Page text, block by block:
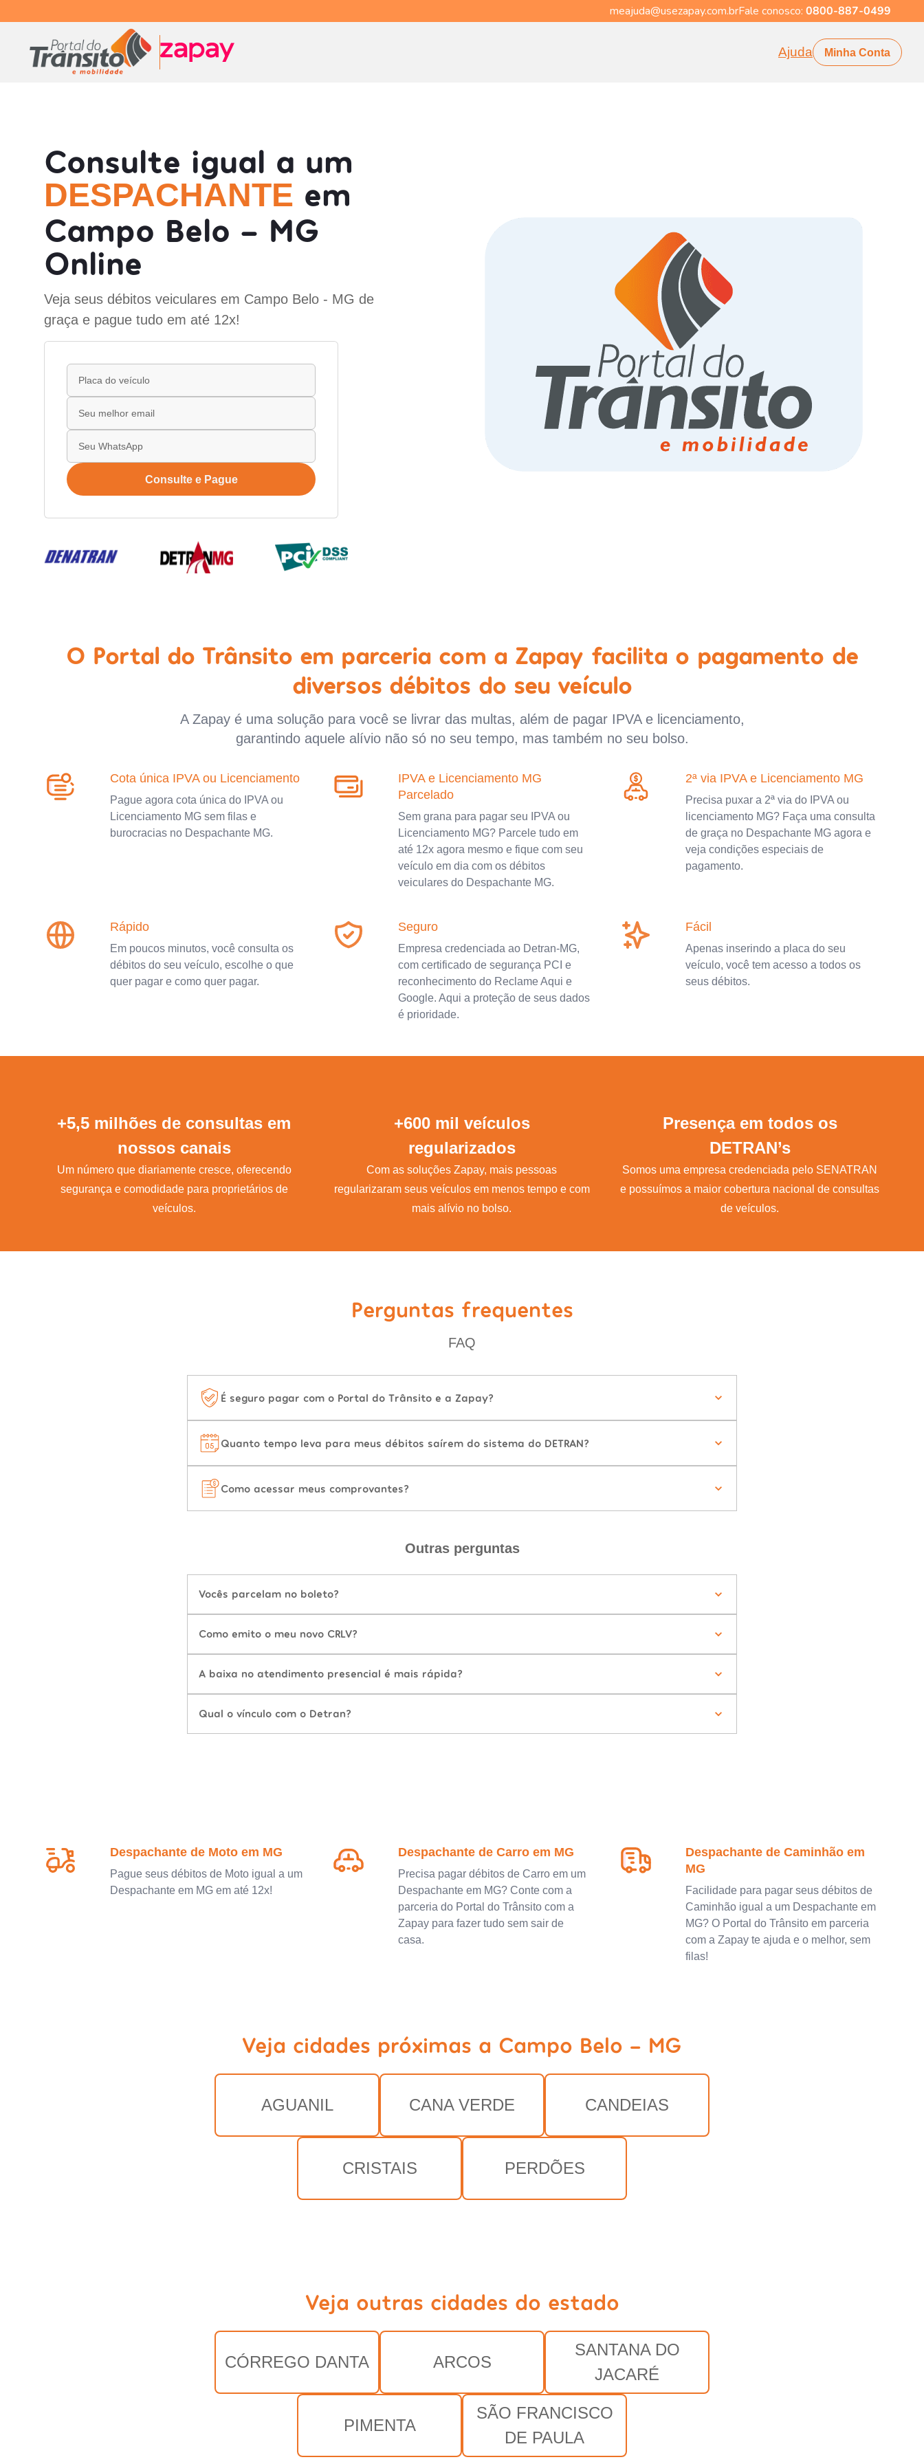
meajuda@usezapay.com.brFale conosco: 0800-887-0499
Ajuda Minha Conta
Consulte igual a um
DESPACHANTE em
Campo Belo - MG
Online
Veja seus débitos veiculares em Campo Belo - MG de
graça e pague tudo em até 12x!
Consulte e Pague
O Portal do Trânsito em parceria com a Zapay facilita o pagamento de
diversos débitos do seu veículo
A Zapay é uma solução para você se livrar das multas, além de pagar IPVA e licenciamento,
garantindo aquele alívio não só no seu tempo, mas também no seu bolso.
Cota única IPVA ou Licenciamento
Pague agora cota única do IPVA ou
Licenciamento MG sem filas e
burocracias no Despachante MG.
IPVA e Licenciamento MG
Parcelado
Sem grana para pagar seu IPVA ou
Licenciamento MG? Parcele tudo em
até 12x agora mesmo e fique com seu
veículo em dia com os débitos
veiculares do Despachante MG.
2ª via IPVA e Licenciamento MG
Precisa puxar a 2ª via do IPVA ou
licenciamento MG? Faça uma consulta
de graça no Despachante MG agora e
veja condições especiais de
pagamento.
Rápido
Em poucos minutos, você consulta os
débitos do seu veículo, escolhe o que
quer pagar e como quer pagar.
Seguro
Empresa credenciada ao Detran-MG,
com certificado de segurança PCI e
reconhecimento do Reclame Aqui e
Google. Aqui a proteção de seus dados
é prioridade.
Fácil
Apenas inserindo a placa do seu
veículo, você tem acesso a todos os
seus débitos.
+5,5 milhões de consultas em
nossos canais
Um número que diariamente cresce, oferecendo
segurança e comodidade para proprietários de
veículos.
+600 mil veículos
regularizados
Com as soluções Zapay, mais pessoas
regularizaram seus veículos em menos tempo e com
mais alívio no bolso.
Presença em todos os
DETRAN’s
Somos uma empresa credenciada pelo SENATRAN
e possuímos a maior cobertura nacional de consultas
de veículos.
Perguntas frequentes
FAQ
É seguro pagar com o Portal do Trânsito e a Zapay?
Quanto tempo leva para meus débitos saírem do sistema do DETRAN?
Como acessar meus comprovantes?
Outras perguntas
Vocês parcelam no boleto?
Como emito o meu novo CRLV?
A baixa no atendimento presencial é mais rápida?
Qual o vínculo com o Detran?
Despachante de Moto em MG
Pague seus débitos de Moto igual a um
Despachante em MG em até 12x!
Despachante de Carro em MG
Precisa pagar débitos de Carro em um
Despachante em MG? Conte com a
parceria do Portal do Trânsito com a
Zapay para fazer tudo sem sair de
casa.
Despachante de Caminhão em
MG
Facilidade para pagar seus débitos de
Caminhão igual a um Despachante em
MG? O Portal do Trânsito em parceria
com a Zapay te ajuda e o melhor, sem
filas!
Veja cidades próximas a Campo Belo - MG
AGUANIL CANA VERDE CANDEIAS
CRISTAIS PERDÕES
Veja outras cidades do estado
CÓRREGO DANTA ARCOS
SANTANA DO
JACARÉ
PIMENTA
SÃO FRANCISCO
DE PAULA